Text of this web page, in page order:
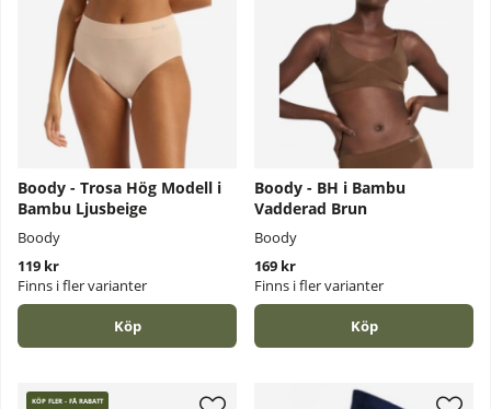
Boody - Trosa Hög Modell i
Bambu Ljusbeige
Boody
119 kr
Finns i fler varianter
Köp
Boody - BH i Bambu
Vadderad Brun
Boody
169 kr
Finns i fler varianter
Köp
KÖP FLER - FÅ RABATT